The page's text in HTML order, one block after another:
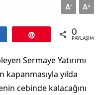
A+
A-
0
Sermaye Yatırımı
kapanmasıyla yılda
cebinde kalacağını